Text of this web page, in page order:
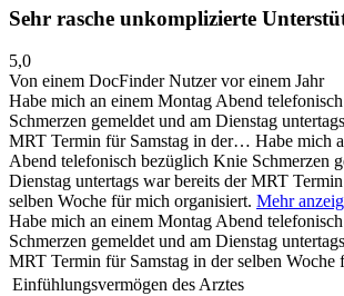
Sehr rasche unkomplizierte
5,0
Von einem DocFinder Nutzervor einem Jahr
Habe mich an einem Montag Abend
Schmerzen gemeldet und am Dienstag
MRT Termin für Samstag in der… Habe mich
Abend telefonisch bezüglich Knie Schmerzen
Dienstag untertags war bereits der MRT
selben Woche für mich organisiert. Mehr
Habe mich an einem Montag Abend
Schmerzen gemeldet und am Dienstag
MRT Termin für Samstag in der selben Woche
Einfühlungsvermögen des Arztes